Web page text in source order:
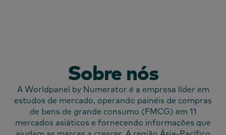
Sobre nós
A Worldpanel by Numerator é a empresa líder em
estudos de mercado, operando painéis de compras
de bens de grande consumo (FMCG) em 11
mercados asiáticos e fornecendo informações que